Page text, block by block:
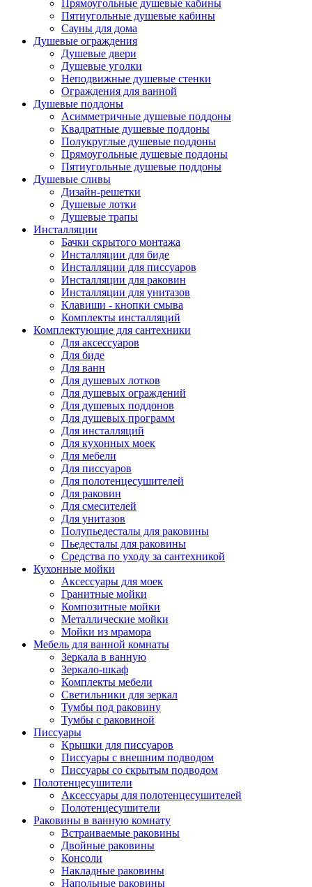
Прямоугольные душевые кабины
Пятиугольные душевые кабины
Сауны для дома
Душевые ограждения
Душевые двери
Душевые уголки
Неподвижные душевые стенки
Ограждения для ванной
Душевые поддоны
Асимметричные душевые поддоны
Квадратные душевые поддоны
Полукруглые душевые поддоны
Прямоугольные душевые поддоны
Пятиугольные душевые поддоны
Душевые сливы
Дизайн-решетки
Душевые лотки
Душевые трапы
Инсталляции
Бачки скрытого монтажа
Инсталляции для биде
Инсталляции для писсуаров
Инсталляции для раковин
Инсталляции для унитазов
Клавиши - кнопки смыва
Комплекты инсталляций
Комплектующие для сантехники
Для аксессуаров
Для биде
Для ванн
Для душевых лотков
Для душевых ограждений
Для душевых поддонов
Для душевых программ
Для инсталляций
Для кухонных моек
Для мебели
Для писсуаров
Для полотенцесушителей
Для раковин
Для смесителей
Для унитазов
Полупьедесталы для раковины
Пьедесталы для раковины
Средства по уходу за сантехникой
Кухонные мойки
Аксессуары для моек
Гранитные мойки
Композитные мойки
Металлические мойки
Мойки из мрамора
Мебель для ванной комнаты
Зеркала в ванную
Зеркало-шкаф
Комплекты мебели
Светильники для зеркал
Тумбы под раковину
Тумбы с раковиной
Писсуары
Крышки для писсуаров
Писсуары с внешним подводом
Писсуары со скрытым подводом
Полотенцесушители
Аксессуары для полотенцесушителей
Полотенцесушители
Раковины в ванную комнату
Встраиваемые раковины
Двойные раковины
Консоли
Накладные раковины
Напольные раковины